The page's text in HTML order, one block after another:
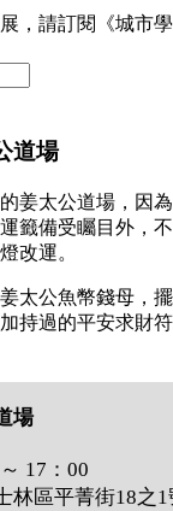
，請訂閱《城市
道場
姜太公道場，因
籤備受矚目外，
改運。
太公魚幣錢母，
持過的平安求財
場
17：00
林區平菁街18之1